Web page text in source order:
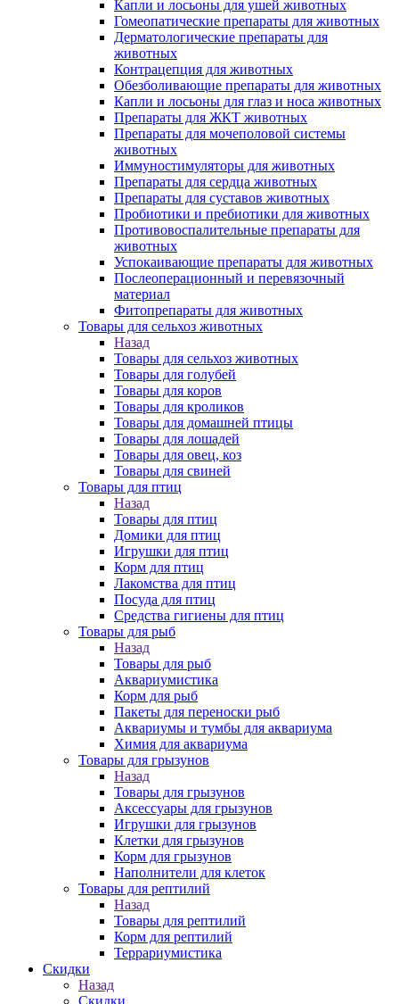
Капли и лосьоны для ушей животных
Гомеопатические препараты для животных
Дерматологические препараты для
животных
Контрацепция для животных
Обезболивающие препараты для животных
Капли и лосьоны для глаз и носа животных
Препараты для ЖКТ животных
Препараты для мочеполовой системы
животных
Иммуностимуляторы для животных
Препараты для сердца животных
Препараты для суставов животных
Пробиотики и пребиотики для животных
Противовоспалительные препараты для
животных
Успокаивающие препараты для животных
Послеоперационный и перевязочный
материал
Фитопрепараты для животных
Товары для сельхоз животных
Назад
Товары для сельхоз животных
Товары для голубей
Товары для коров
Товары для кроликов
Товары для домашней птицы
Товары для лошадей
Товары для овец, коз
Товары для свиней
Товары для птиц
Назад
Товары для птиц
Домики для птиц
Игрушки для птиц
Корм для птиц
Лакомства для птиц
Посуда для птиц
Средства гигиены для птиц
Товары для рыб
Назад
Товары для рыб
Аквариумистика
Корм для рыб
Пакеты для переноски рыб
Аквариумы и тумбы для аквариума
Химия для аквариума
Товары для грызунов
Назад
Товары для грызунов
Аксессуары для грызунов
Игрушки для грызунов
Клетки для грызунов
Корм для грызунов
Наполнители для клеток
Товары для рептилий
Назад
Товары для рептилий
Корм для рептилий
Террариумистика
Скидки
Назад
Скидки